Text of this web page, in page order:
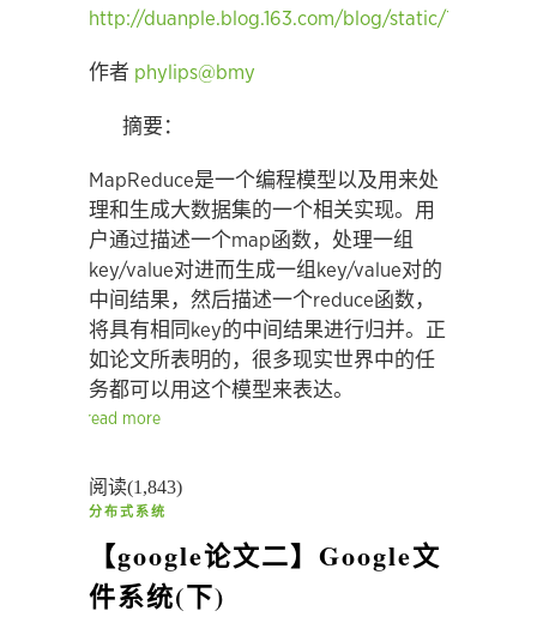
http://duanple.blog.163.com/blog/static/
作者 phylips@bmy
摘要：
MapReduce是一个编程模型以及用来处
理和生成大数据集的一个相关实现。用
户通过描述一个map函数，处理一组
key/value对进而生成一组key/value对的
中间结果，然后描述一个reduce函数，
将具有相同key的中间结果进行归并。正
如论文所表明的，很多现实世界中的任
务都可以用这个模型来表达。
read more
阅读(1,843)
分布式系统
【google论文二】Google文
件系统(下)